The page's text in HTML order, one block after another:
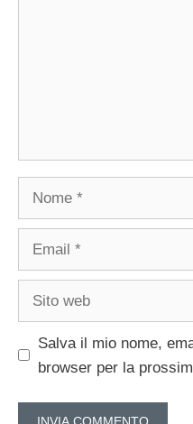
Salva il mio nome,
browser per la